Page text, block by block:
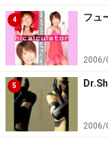
4 フュ
5
2006/